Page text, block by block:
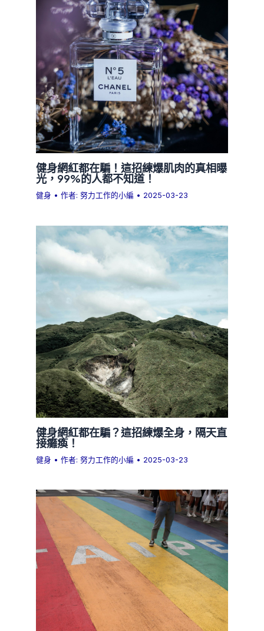
健身網紅都在騙！這招練爆肌肉的真相曝
光，99%的人都不知道！
健身 • 作者:努力工作的小編 • 2025-03-23
健身網紅都在騙？這招練爆全身，隔天直
接癱瘓！
健身 • 作者:努力工作的小編 • 2025-03-23